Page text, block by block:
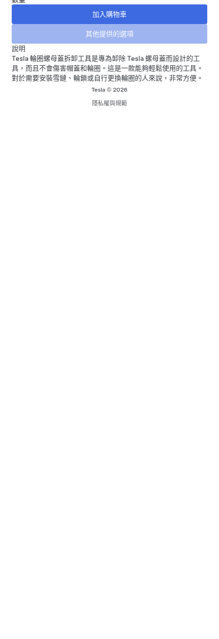
說明
Tesla 輪圈螺母蓋拆卸工具是專為卸除 Tesla 螺母蓋而設計的工
具，而且不會傷害帽蓋和輪圈。這是一款能夠輕鬆使用的工具。
對於需要安裝雪鏈、輪鎖或自行更換輪圈的人來說，非常方便。
Tesla © 2026
隱私權與規範